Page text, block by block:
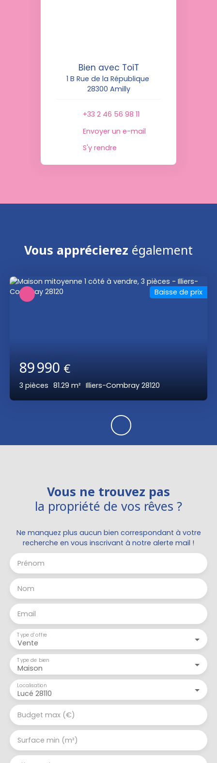
Bien avec ToiT
1 B Rue de la République
28300 Amilly
+33 2 46 56 98 11
Envoyer un e-mail
S'y rendre
Vous apprécierez également
89 990 €
3 pièces 81.29 m² Illiers-Combray 28120
Baisse de prix
Vous ne trouvez pas
la propriété de vos rêves ?
Ne manquez plus aucun bien correspondant à votre
recherche en vous inscrivant à notre alerte mail !
Prénom
Nom
Email
Vente
Type d'offre
Maison
Type de bien
Lucé 28110
Localisation
Budget max (€)
Surface min (m²)